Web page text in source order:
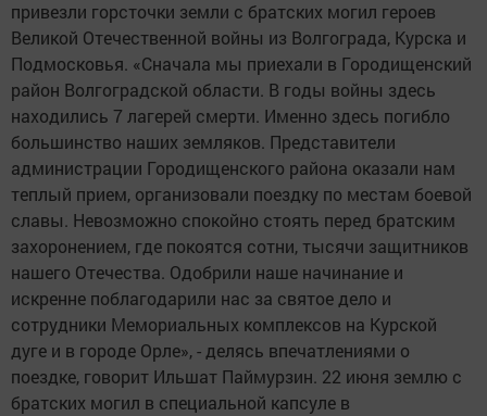
привезли горсточки земли с братских могил героев
Великой Отечественной войны из Волгограда, Курска и
Подмосковья. «Сначала мы приехали в Городищенский
район Волгоградской области. В годы войны здесь
находились 7 лагерей смерти. Именно здесь погибло
большинство наших земляков. Представители
администрации Городищенского района оказали нам
теплый прием, организовали поездку по местам боевой
славы. Невозможно спокойно стоять перед братским
захоронением, где покоятся сотни, тысячи защитников
нашего Отечества. Одобрили наше начинание и
искренне поблагодарили нас за святое дело и
сотрудники Мемориальных комплексов на Курской
дуге и в городе Орле», - делясь впечатлениями о
поездке, говорит Ильшат Паймурзин. 22 июня землю с
братских могил в специальной капсуле в